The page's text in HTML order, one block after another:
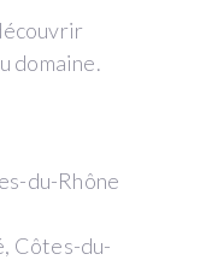
domaine.
du-Rhône
Côtes-du-